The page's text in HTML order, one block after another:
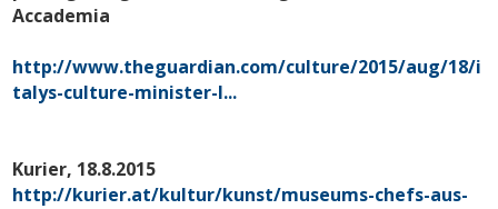
Accademia
http://www.theguardian.com/culture/2015/aug/18/i
talys-culture-minister-l...
Kurier, 18.8.2015
http://kurier.at/kultur/kunst/museums-chefs-aus-